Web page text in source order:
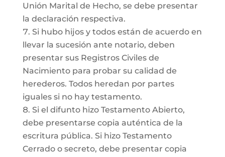
Unión Marital de Hecho, se debe presentar
la declaración respectiva.
Si hubo hijos y todos están de acuerdo en
llevar la sucesión ante notario, deben
presentar sus Registros Civiles de
Nacimiento para probar su calidad de
herederos. Todos heredan por partes
iguales si no hay testamento.
Si el difunto hizo Testamento Abierto,
debe presentarse copia auténtica de la
escritura pública. Si hizo Testamento
Cerrado o secreto, debe presentar copia